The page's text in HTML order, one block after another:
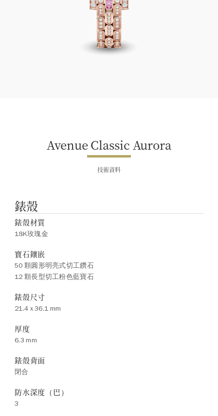
Avenue Classic Aurora
技術資料
錶殼
錶殼材質
18K玫瑰金
寶石鑲嵌
50 顆圓形明亮式切工鑽石
12 顆長型切工粉色藍寶石
錶殼尺寸
21.4 x 36.1 mm
厚度
6.3 mm
錶殼背面
閉合
防水深度（巴）
3